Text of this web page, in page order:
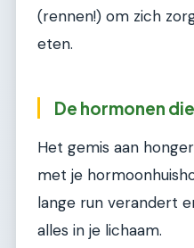
(rennen!) om zich
eten.
De hormonen
Het gemis aan
met je
lange run verandert
alles in je lichaam.